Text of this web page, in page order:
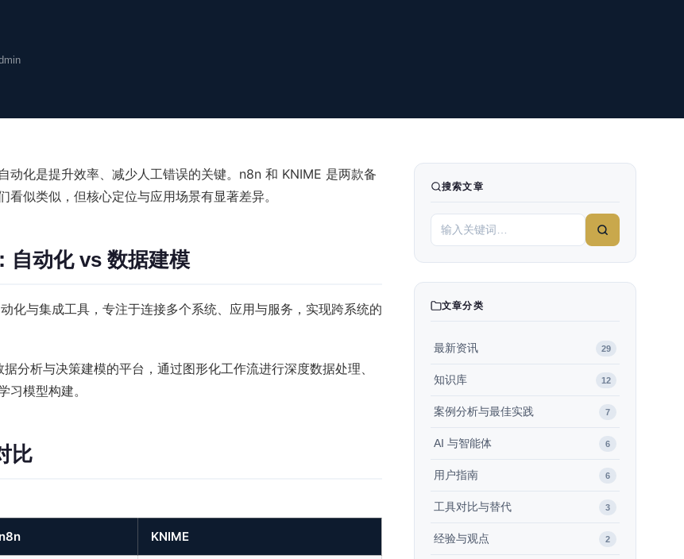
动化是提升效率、减少人工错误的关键。n8n 和 KNIME 是两款备
看似类似，但核心定位与应用场景有显著差异。
自动化 vs 数据建模
化与集成工具，专注于连接多个系统、应用与服务，实现跨系统的
分析与决策建模的平台，通过图形化工作流进行深度数据处理、
习模型构建。
比
n8n KNIME
搜索文章
文章分类
最新资讯 29
知识库 12
案例分析与最佳实践 7
AI 与智能体 6
用户指南 6
工具对比与替代 3
经验与观点 2